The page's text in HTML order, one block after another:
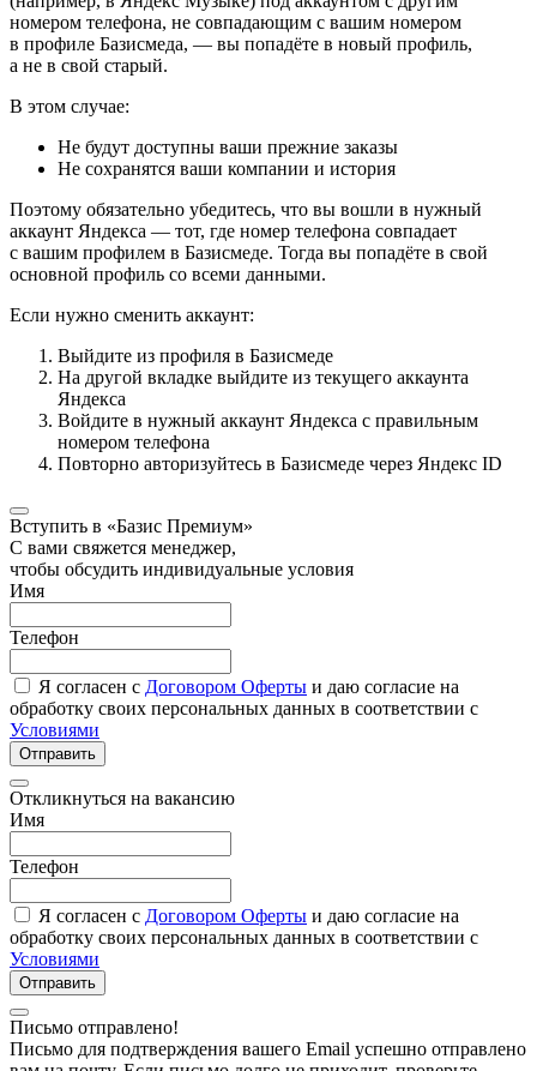
номером телефона, не совпадающим с вашим номером
в профиле Базисмеда, — вы попадёте в новый профиль,
а не в свой старый.
В этом случае:
Не будут доступны ваши прежние заказы
Не сохранятся ваши компании и история
Поэтому обязательно убедитесь, что вы вошли в нужный
аккаунт Яндекса — тот, где номер телефона совпадает
с вашим профилем в Базисмеде. Тогда вы попадёте в свой
основной профиль со всеми данными.
Если нужно сменить аккаунт:
Выйдите из профиля в Базисмеде
На другой вкладке выйдите из текущего аккаунта
Яндекса
Войдите в нужный аккаунт Яндекса с правильным
номером телефона
Повторно авторизуйтесь в Базисмеде через Яндекс ID
Вступить в «Базис Премиум»
С вами свяжется менеджер,
чтобы обсудить индивидуальные условия
Имя
Телефон
Я согласен с Договором Оферты и даю согласие на
обработку своих персональных данных в соответствии с
Условиями
Отправить
Откликнуться на вакансию
Имя
Телефон
Я согласен с Договором Оферты и даю согласие на
обработку своих персональных данных в соответствии с
Условиями
Отправить
Письмо отправлено!
Письмо для подтверждения вашего Email успешно отправлено